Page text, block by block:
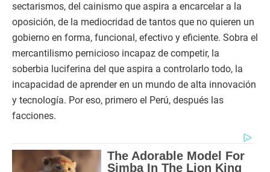
sectarismos, del cainismo que aspira a encarcelar a la
oposición, de la mediocridad de tantos que no quieren un
gobierno en forma, funcional, efectivo y eficiente. Sobra el
mercantilismo pernicioso incapaz de competir, la
soberbia luciferina del que aspira a controlarlo todo, la
incapacidad de aprender en un mundo de alta innovación
y tecnología. Por eso, primero el Perú, después las
facciones.